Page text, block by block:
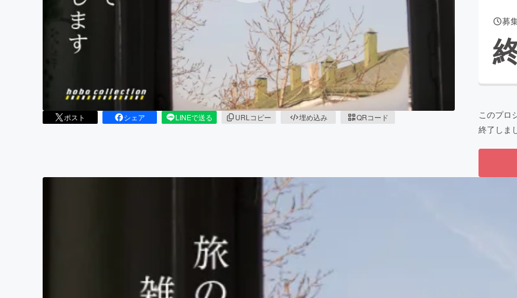
CAMPFIRE for Social Good
CAMPFIREふるさと納税 machi-ya
ポスト シェア LINEで送る URLコピー 埋め込み QRコード
募
このプロ
終了しま